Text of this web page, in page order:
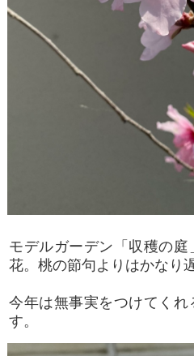
モデルガーデン「収穫の
花。桃の節句よりはかなり
今年は無事実をつけてく
す。